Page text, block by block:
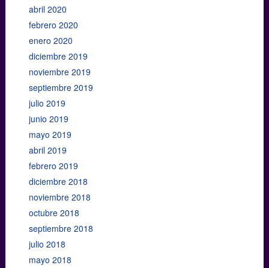
abril 2020
febrero 2020
enero 2020
diciembre 2019
noviembre 2019
septiembre 2019
julio 2019
junio 2019
mayo 2019
abril 2019
febrero 2019
diciembre 2018
noviembre 2018
octubre 2018
septiembre 2018
julio 2018
mayo 2018